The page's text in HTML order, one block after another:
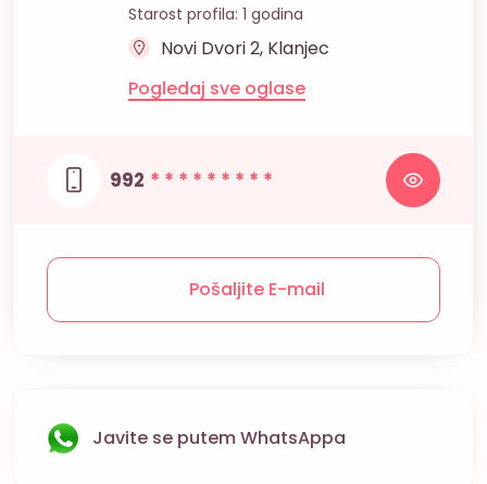
Starost profila: 1 godina
Novi Dvori 2, Klanjec
Pogledaj sve oglase
992 * * * * * * * * *
Pošaljite E-mail
Javite se putem WhatsAppa